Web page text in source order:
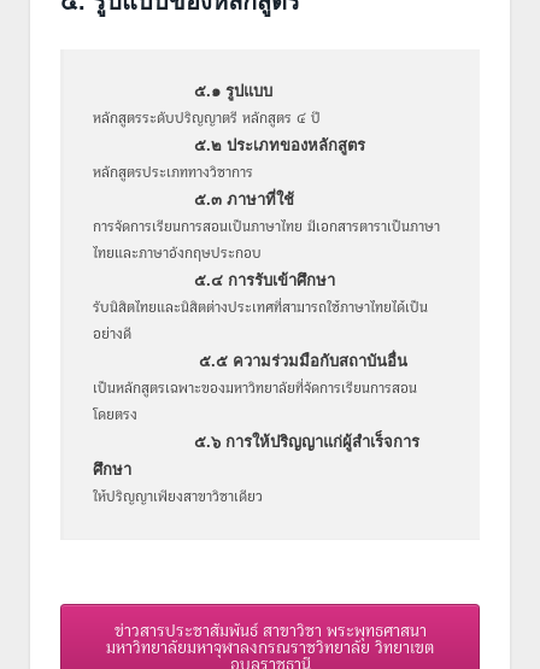
๕.๑ รูปแบบ
หลักสูตรระดับปริญญาตรี หลักสูตร ๔ ปี
๕.๒ ประเภทของหลักสูตร
หลักสูตรประเภททางวิชาการ
๕.๓ ภาษาที่ใช้
การจัดการเรียนการสอนเป็นภาษาไทย มีเอกสารตาราเป็นภาษา
ไทยและภาษาอังกฤษประกอบ
๕.๔ การรับเข้าศึกษา
รับนิสิตไทยและนิสิตต่างประเทศที่สามารถใช้ภาษาไทยได้เป็น
อย่างดี
๕.๕ ความร่วมมือกับสถาบันอื่น
เป็นหลักสูตรเฉพาะของมหาวิทยาลัยที่จัดการเรียนการสอน
โดยตรง
๕.๖ การให้ปริญญาแก่ผู้สำเร็จการ
ศึกษา
ให้ปริญญาเพียงสาขาวิชาเดียว
ข่าวสารประชาสัมพันธ์ สาขาวิชา พระพุทธศาสนา
มหาวิทยาลัยมหาจุฬาลงกรณราชวิทยาลัย วิทยาเขต
อุบลราชธานี